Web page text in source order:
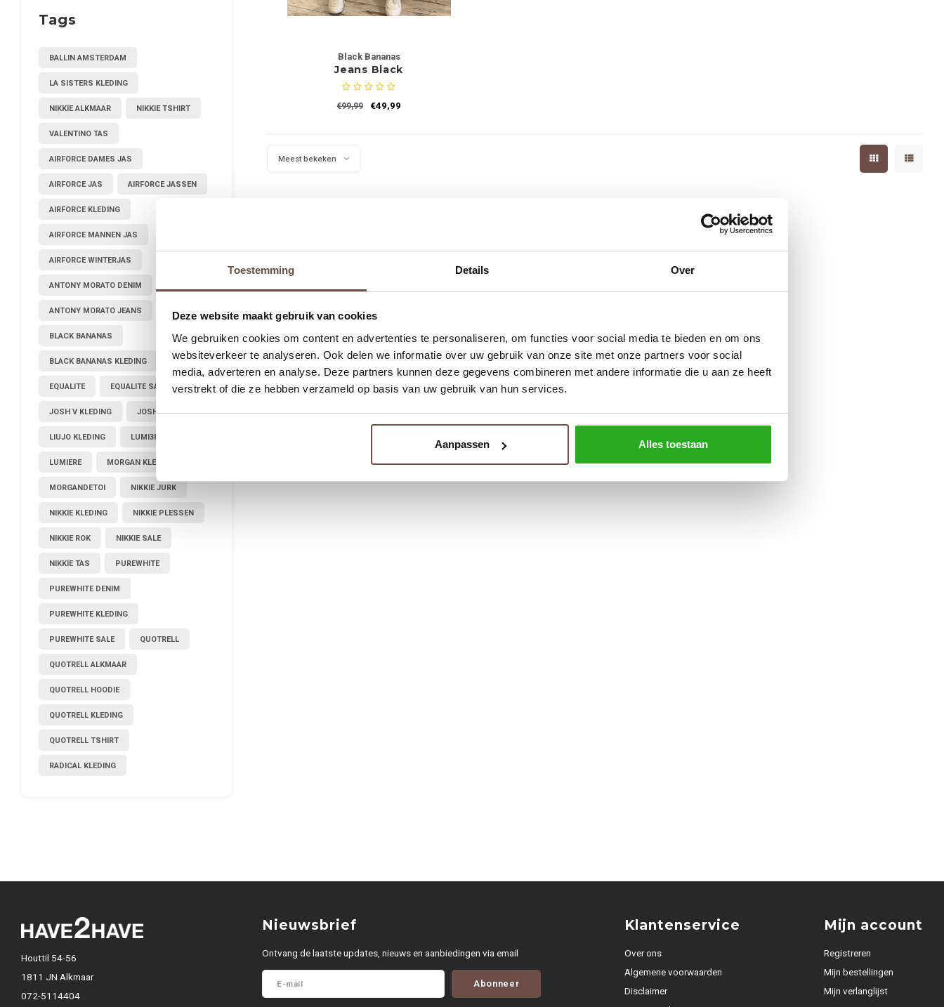
Toestemming Details Over
Deze website maakt gebruik van cookies
We gebruiken cookies om content en advertenties te personaliseren, om functies voor social media te bieden en om ons
websiteverkeer te analyseren. Ook delen we informatie over uw gebruik van onze site met onze partners voor social
media, adverteren en analyse. Deze partners kunnen deze gegevens combineren met andere informatie die u aan ze heeft
verstrekt of die ze hebben verzameld op basis van uw gebruik van hun services.
Aanpassen Alles toestaan
Tags
BALLIN AMSTERDAM
LA SISTERS KLEDING
NIKKIE ALKMAAR NIKKIE TSHIRT
VALENTINO TAS
AIRFORCE DAMES JAS
AIRFORCE JAS AIRFORCE JASSEN
AIRFORCE KLEDING
AIRFORCE MANNEN JAS
AIRFORCE WINTERJAS
ANTONY MORATO DENIM
ANTONY MORATO JEANS
BLACK BANANAS
BLACK BANANAS KLEDING
EQUALITE EQUALITE SALE
JOSH V KLEDING JOSHV KLEDING
LIUJO KLEDING LUMI3RE
LUMIERE MORGAN KLEDING
MORGANDETOI NIKKIE JURK
NIKKIE KLEDING NIKKIE PLESSEN
NIKKIE ROK NIKKIE SALE
NIKKIE TAS PUREWHITE
PUREWHITE DENIM
PUREWHITE KLEDING
PUREWHITE SALE QUOTRELL
QUOTRELL ALKMAAR
QUOTRELL HOODIE
QUOTRELL KLEDING
QUOTRELL TSHIRT
RADICAL KLEDING
Black Bananas
Jeans Black
€99,99 €49,99
Meest bekeken
Houttil 54-56
1811 JN Alkmaar
072-5114404
Nieuwsbrief
Ontvang de laatste updates, nieuws en aanbiedingen via email
Abonneer
Klantenservice
Over ons
Algemene voorwaarden
Disclaimer
Mijn account
Registreren
Mijn bestellingen
Mijn verlanglijst